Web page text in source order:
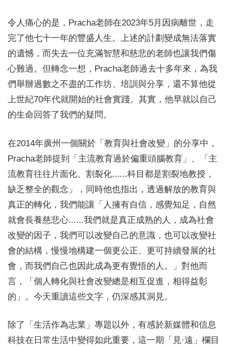
令人痛心的是，Pracha老師在2023年5月因病離世，走
完了他七十一年的豐盛人生。上述的計劃變成無法落實
的遺憾，而失去一位充滿智慧和慈悲的老師也讓我們傷
心難過。但轉念一想，Pracha老師過去十多年來，為我
們舉辦過數之不盡的工作坊、培訓與分享，還不算他從
上世紀70年代就開始的社會實踐。其實，他早就以自己
的生命回答了我們的疑問。
在2014年廣州一個關於「教育與社會改變」的分享中，
Pracha老師提到「主流教育過於偏重頭腦教育」、「主
流教育往往片面化、割裂化......科目都是割裂地教授，
缺乏整全的觀念」，同時他也指出，透過解放的教育與
真正的轉化，我們能讓「人擁有自信，感覺知足，自然
就會長養慈悲心......我們就是真正成熟的人，成為社會
改變的因子，我們可以改變自己的意識，也可以改變社
會的結構，慢慢地構建一個更公正、更可持續發展的社
會，而我們自己也因此成為更有覺悟的人。」對他而
言，「個人轉化與社會改變總是相互促進，相得益彰
的」。今天重讀這些文字，仍深感其洞見。
除了「生活作為志業」專題以外，有感於新媒體和信息
科技在日常生活中變得如此重要，這一期「見·遠」欄目